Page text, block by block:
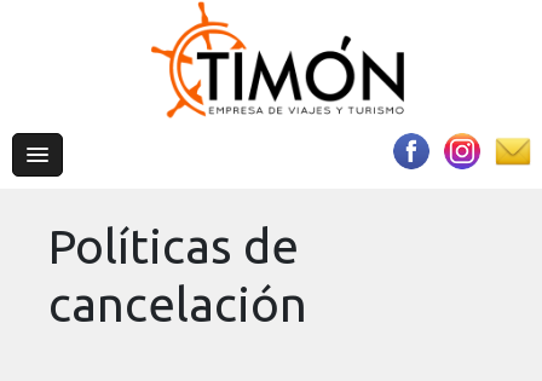
Políticas de
cancelación